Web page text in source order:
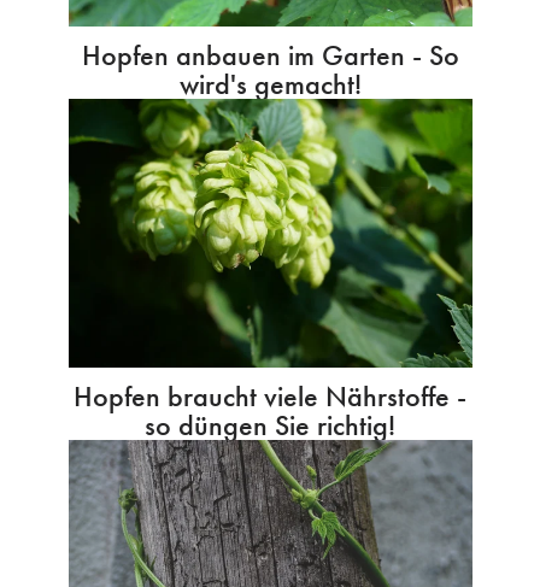
Hopfen anbauen im Garten - So
wird's gemacht!
Hopfen braucht viele Nährstoffe -
so düngen Sie richtig!